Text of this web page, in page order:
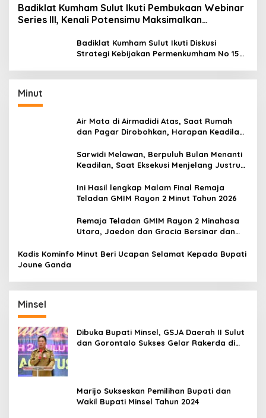
Badiklat Kumham Sulut Ikuti Pembukaan Webinar
Series III, Kenali Potensimu Maksimalkan
Badiklat Kumham Sulut Ikuti Diskusi
Strategi Kebijakan Permenkumham No 15
Minut
Air Mata di Airmadidi Atas, Saat Rumah
dan Pagar Dirobohkan, Harapan Keadilan
Sarwidi Melawan, Berpuluh Bulan Menanti
Keadilan, Saat Eksekusi Menjelang Justru
Ini Hasil lengkap Malam Final Remaja
Teladan GMIM Rayon 2 Minut Tahun 2026
Remaja Teladan GMIM Rayon 2 Minahasa
Utara, Jaedon dan Gracia Bersinar dan
Kadis Kominfo Minut Beri Ucapan Selamat Kepada Bupati
Joune Ganda
Minsel
Dibuka Bupati Minsel, GSJA Daerah II Sulut
dan Gorontalo Sukses Gelar Rakerda di
Marijo Sukseskan Pemilihan Bupati dan
Wakil Bupati Minsel Tahun 2024